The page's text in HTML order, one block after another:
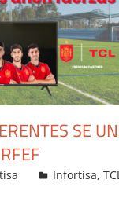
SE
Infortisa,TCL